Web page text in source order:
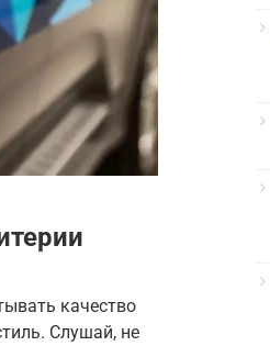
качество
Слушай, не